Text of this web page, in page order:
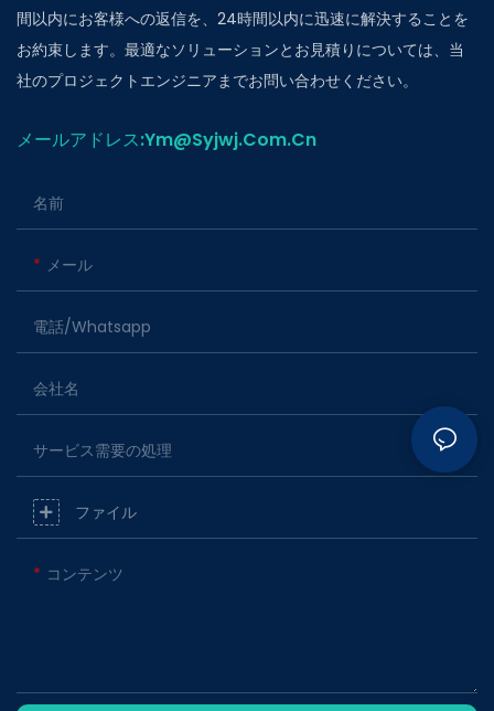
間以内にお客様への返信を、24時間以内に迅速に解決することを
お約束します。最適なソリューションとお見積りについては、当
社のプロジェクトエンジニアまでお問い合わせください。
メールアドレス:ym@Syjwj.Com.Cn
名前
メール
電話/whatsapp
会社名
サービス需要の処理
ファイル
コンテンツ